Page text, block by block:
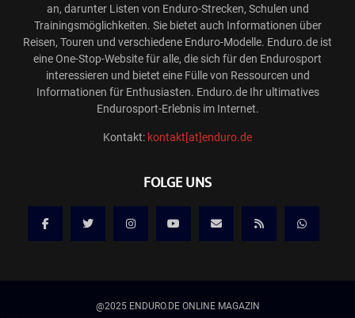
an, darunter Listen von Enduro-Strecken, Schulen und
Trainingsmöglichkeiten. Sie bietet auch Informationen über
Reisen, Touren und verschiedene Enduro-Modelle. Enduro.de ist
eine One-Stop-Website für alle, die sich für den Endurosport
interessieren und bietet eine Fülle von Ressourcen und
Informationen für Enthusiasten. Enduro.de Ihr ultimatives
Endurosport-Erlebnis im Internet.
Kontakt: kontakt[at]enduro.de
FOLGE UNS
@2025 ENDURO.DE ONLINE MAGAZIN